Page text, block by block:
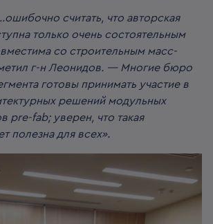
считать, что авторская
только очень состоятельным
со строительным масс-
г-н Леонидов. — Многие бюро
готовы принимать участие в
решений модульных
pre-fab; уверен, что такая
полезна для всех».